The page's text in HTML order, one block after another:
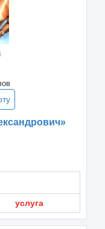
услуга